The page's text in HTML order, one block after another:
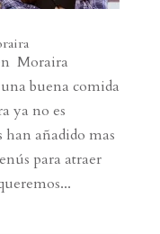
Moraira
buena comida
ya no es
han añadido mas
para atraer